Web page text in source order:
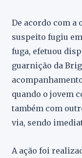
De acordo com a
suspeito fugiu
fuga, efetuou
guarnição da
quando o jovem
também com
via, sendo
A ação foi